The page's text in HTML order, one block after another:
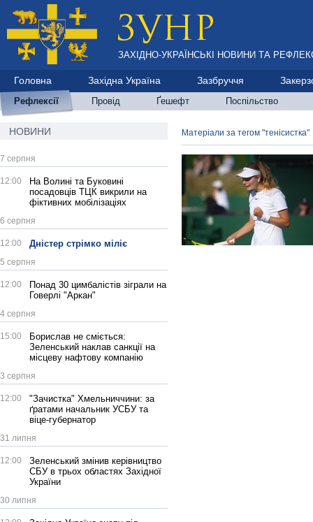
ЗАХІДНО-УКРАЇНСЬКІ НОВИНИ ТА
Головна Західна Україна Зазбруччя
Рефлексії Провід Ґешефт Поспільство
НОВИНИ
7 серпня
12:00
На Волині та Буковині
посадовців ТЦК викрили на
фіктивних мобілізаціях
6 серпня
12:00 Дністер стрімко міліє
5 серпня
12:00
Понад 30 цимбалістів зіграли на
Говерлі "Аркан"
4 серпня
15:00
Борислав не сміється:
Зеленський наклав санкції на
місцеву нафтову компанію
3 серпня
12:00
"Зачистка" Хмельниччини: за
ґратами начальник УСБУ та
віце-губернатор
31 липня
12:00
Зеленський змінив керівництво
СБУ в трьох областях Західної
України
30 липня
Матеріали за тегом "тенісистка"